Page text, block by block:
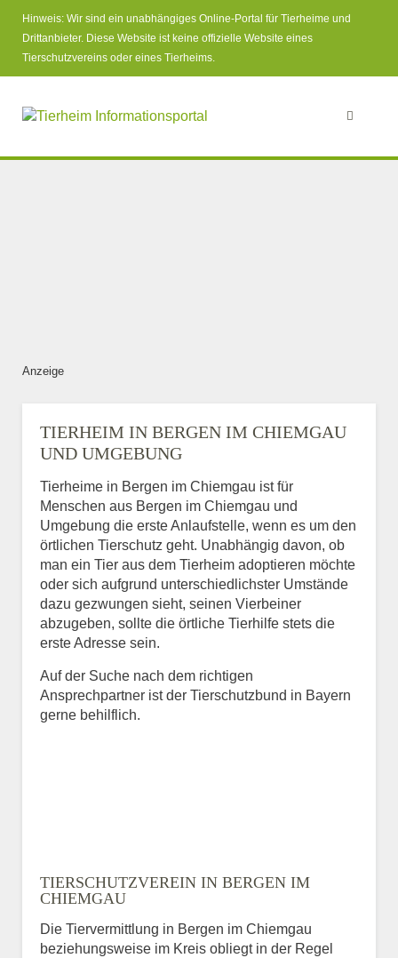
Hinweis: Wir sind ein unabhängiges Online-Portal für Tierheime und
Drittanbieter. Diese Website ist keine offizielle Website eines
Tierschutzvereins oder eines Tierheims.
Anzeige
TIERHEIM IN BERGEN IM CHIEMGAU
UND UMGEBUNG
Tierheime in Bergen im Chiemgau ist für
Menschen aus Bergen im Chiemgau und
Umgebung die erste Anlaufstelle, wenn es um den
örtlichen Tierschutz geht. Unabhängig davon, ob
man ein Tier aus dem Tierheim adoptieren möchte
oder sich aufgrund unterschiedlichster Umstände
dazu gezwungen sieht, seinen Vierbeiner
abzugeben, sollte die örtliche Tierhilfe stets die
erste Adresse sein.
Auf der Suche nach dem richtigen
Ansprechpartner ist der Tierschutzbund in Bayern
gerne behilflich.
TIERSCHUTZVEREIN IN BERGEN IM
CHIEMGAU
Die Tiervermittlung in Bergen im Chiemgau
beziehungsweise im Kreis obliegt in der Regel